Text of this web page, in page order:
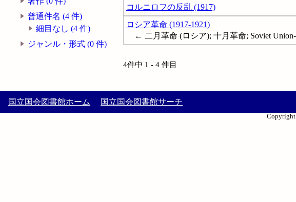
普通件名 (4 件)
細目なし (4 件)
ジャンル・形式 (0 件)
コルニロフの反乱 (1917)
ロシア革命 (1917-1921)
← 二月革命 (ロシア); 十月革命; Soviet
4件中 1 - 4 件目
国立国会図書館ホーム 国立国会図書館サーチ